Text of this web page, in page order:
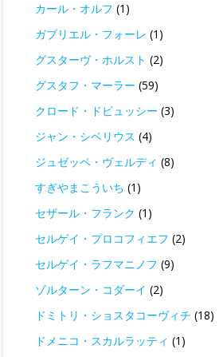
カール・オルフ (1)
ガブリエル・フォーレ (1)
グスターヴ・ホルスト (2)
グスタフ・マーラー (59)
クロード・ドビュッシー (3)
ジャン・シベリウス (4)
ジュゼッペ・ヴェルディ (8)
すぎやまこういち (1)
セザール・フランク (1)
セルゲイ・プロコフィエフ (2)
セルゲイ・ラフマニノフ (9)
ゾルターン・コダーイ (2)
ドミトリ・ショスタコーヴィチ (18)
ドメニコ・スカルラッティ (1)